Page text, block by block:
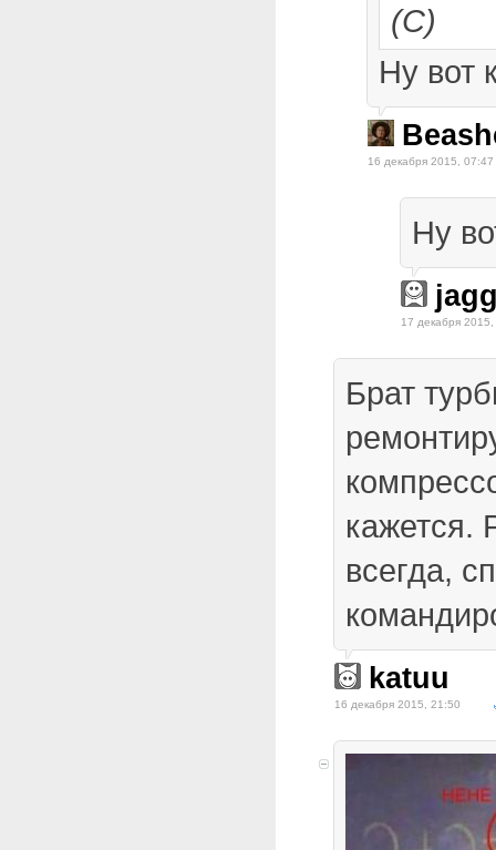
(С)
Ну вот
16 декабря 2015, 07:47
Ну
17 декабря
Брат
кажется.
всегда,
katuu
16 декабря 2015, 21:50